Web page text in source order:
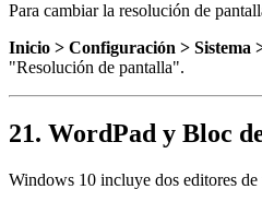
Para cambiar la resolución de
Inicio > Configuración > Sistema
"Resolución de pantalla".
21. WordPad y Bloc
Windows 10 incluye dos editores de